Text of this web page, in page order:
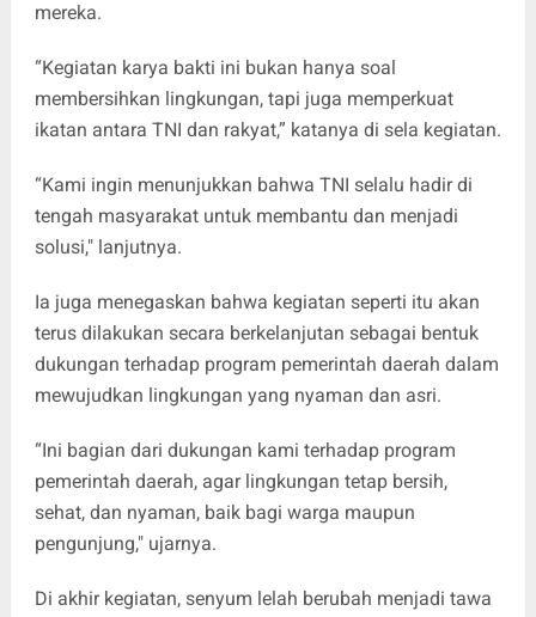
mereka.
“Kegiatan karya bakti ini bukan hanya soal
membersihkan lingkungan, tapi juga memperkuat
ikatan antara TNI dan rakyat,” katanya di sela kegiatan.
“Kami ingin menunjukkan bahwa TNI selalu hadir di
tengah masyarakat untuk membantu dan menjadi
solusi," lanjutnya.
Ia juga menegaskan bahwa kegiatan seperti itu akan
terus dilakukan secara berkelanjutan sebagai bentuk
dukungan terhadap program pemerintah daerah dalam
mewujudkan lingkungan yang nyaman dan asri.
“Ini bagian dari dukungan kami terhadap program
pemerintah daerah, agar lingkungan tetap bersih,
sehat, dan nyaman, baik bagi warga maupun
pengunjung," ujarnya.
Di akhir kegiatan, senyum lelah berubah menjadi tawa